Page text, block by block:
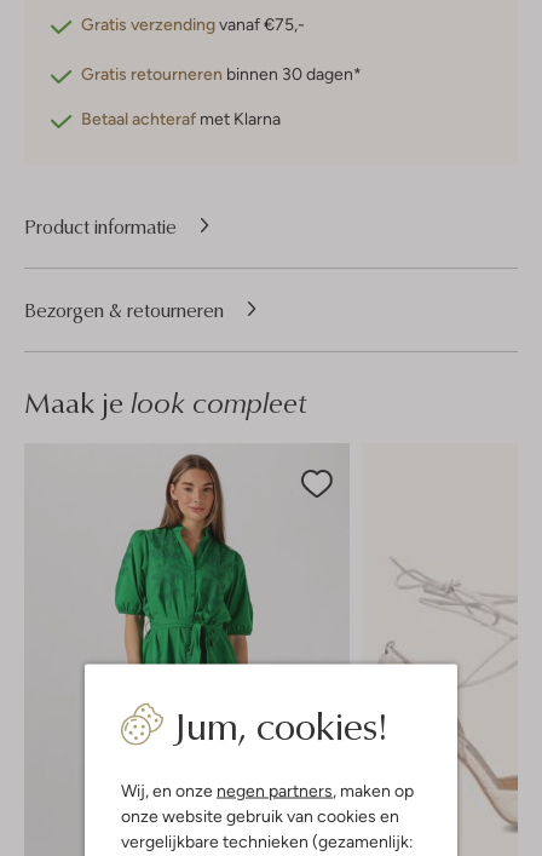
Jum, cookies!
Wij, en onze negen partners , maken op
onze website gebruik van cookies en
vergelijkbare technieken (gezamenlijk:
Gratis verzendingvanaf €75,-
Gratis retourneren binnen 30 dagen*
Betaal achteraf met Klarna
Product informatie
Bezorgen & retourneren
Maak je look compleet